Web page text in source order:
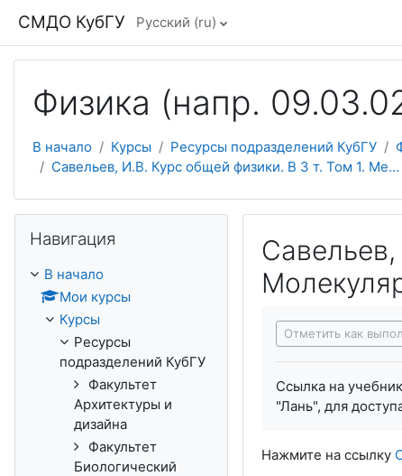
СМДО КубГУ Русский ‎(ru)‎
Физика (напр.
В начало Курсы Ресурсы подразделений КубГУ
Савельев, И.В. Курс общей физики. В 3 т. Том 1. Ме...
Отметить как
Ссылка на
"Лань", для
Нажмите на ссылку
Навигация
В начало
Мои курсы
Курсы
Ресурсы
подразделений КубГУ
Факультет
Архитектуры и
дизайна
Факультет
Биологический